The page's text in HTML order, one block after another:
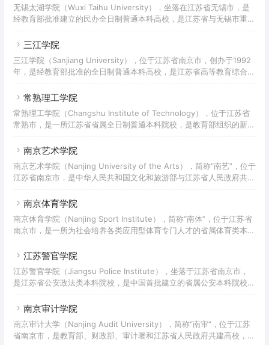
无锡太湖学院（Wuxi Taihu University），坐落在江苏省无锡市，是
经教育部批准建立的民办全日制普通本科高校，是江苏省与无锡市重点
校、中美应用技术教育“双百计划”试点高校、中国产学研合作创新示范
全国新转设本科高校联盟理事长、全国新建本科院校联盟副理事长、全
国非营利性高校联盟副主席单位。学校前身是2002年成立的江南大学
三江学院
三江学院（Sanjiang University），位于江苏省南京市，创办于1992
年，是经教育部批准的全日制普通本科高校，是江苏省高等教育综合改
位研究生授权单位建设点。三江学院校名来历可追溯至1902年的“三江
师范学堂”。1992年东南大学、南京大学等高校的四位退休和即将退休
的教授、干部发起并创办“三江大学”，1995年4月由原国家教委批准正
式建校，2002年2月经国家教育部批准升格为本科高校，定名为“三江
常熟理工学院
常熟理工学院（Changshu Institute of Technology），位于江苏省
常熟市，是一所江苏省省属全日制普通本科院校，是教育部组织的新一
教育部“卓越工程师教育培养计划”试点高校、教育部信息化建设试点高
点高校。2017年，学校成为江苏省省级硕士立项建设单位。该校前身
是创办于1958年的苏州师范专科学校和1984年建校的常熟职业大学，
南京艺术学院
南京艺术学院（Nanjing University of the Arts），简称“南艺”，位于
江苏省南京市，是中华人民共和国文化和旅游部与江苏省人民政府共建
延续至今的高等艺术学府，中国六大艺术学院之首，艺术学科综合实力
位居全国第一，入选国家级人才培养模式创新实验区、国家级特色专业
建设项目、教育部“双万计划”、江苏高校文化创意协同创新中心、江苏
高校优势学科建设工程、江苏省首批新型重点高端智库，南艺催生了中
南京体育学院
南京体育学院（Nanjing Sport Institute），简称“南体”，位于江苏省
南京市，是一所为社会培养各类应用型体育专门人才的省属体育类本科
是始建于1956年的南京体育学校，1958年与江苏省体育干部训练班和
官网显示，学校占地面积占地640余亩；下设11个单位，开设15个本科
专业；有专任教师422人，有各类在校生7000余人。
江苏警官学院
江苏警官学院（Jiangsu Police Institute），坐落于江苏省南京市，
是江苏省公安政法类本科院校，是中国首批建立的省属公安本科院校。
安学校。1982年更名为江苏公安专科学校。1998年至2000年，江苏省
学校升格为本科院校，更名为江苏警官学院。2011年被江苏省学位委
员会列为专业学位研究生培养省立项建设单位，2012年起与南京师范
南京审计学院
南京审计大学（Nanjing Audit University），简称“南审”，位于江苏
省南京市，是教育部、财政部、审计署和江苏省人民政府共建高校，教